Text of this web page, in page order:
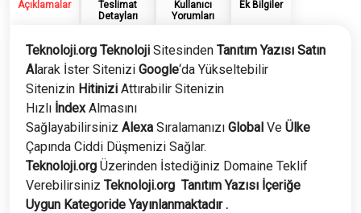
Açıklamalar
Teslimat
Detayları
Kullanıcı
Yorumları
Ek Bilgiler
Teknoloji.org Teknoloji Sitesinden Tanıtım Yazısı Satın
Alarak İster Sitenizi Google‘da Yükseltebilir
Sitenizin Hitinizi Attırabilir Sitenizin
Hızlı İndexAlmasını
Sağlayabilirsiniz Alexa Sıralamanızı Global Ve Ülke
Çapında Ciddi Düşmenizi Sağlar.
Teknoloji.org Üzerinden İstediğiniz Domaine Teklif
Verebilirsiniz Teknoloji.org Tanıtım Yazısı İçeriğe
Uygun Kategoride Yayınlanmaktadır .